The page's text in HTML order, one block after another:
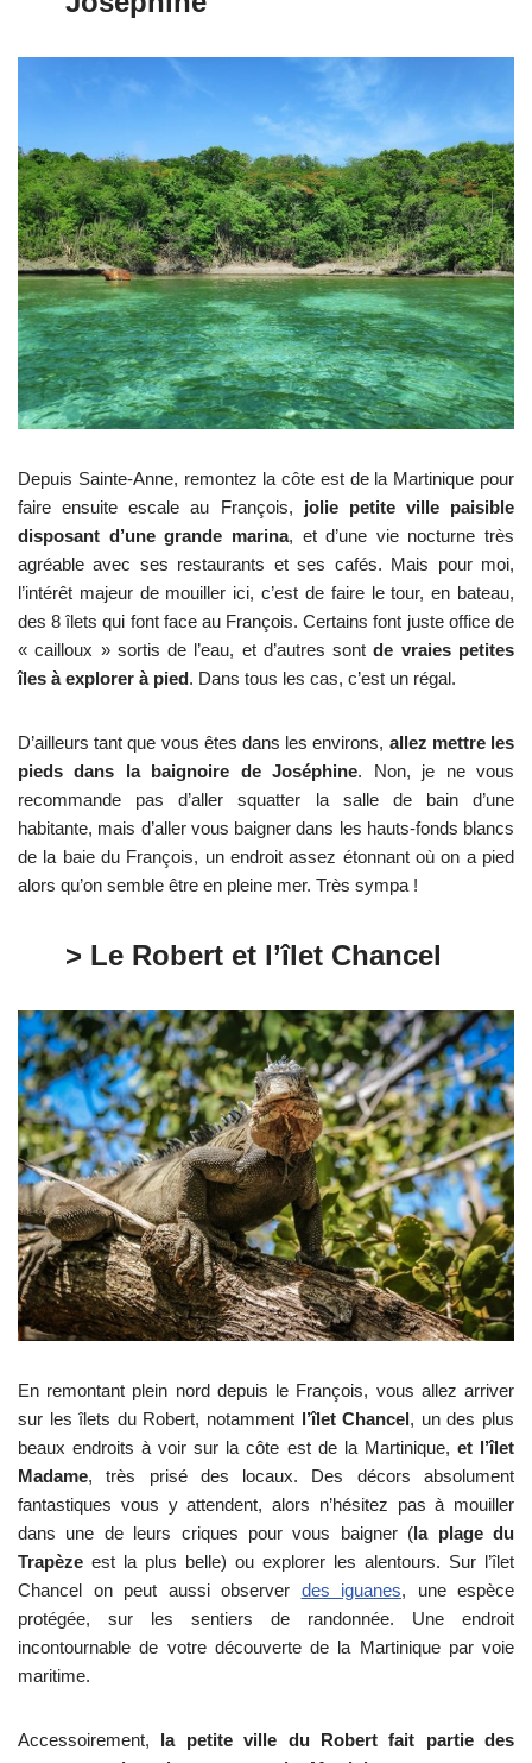
Depuis Sainte-Anne, remontez la côte est de la Martinique pour
faire ensuite escale au François, jolie petite ville paisible
disposant d’une grande marina, et d’une vie nocturne très
agréable avec ses restaurants et ses cafés. Mais pour moi,
l’intérêt majeur de mouiller ici, c’est de faire le tour, en bateau,
des 8 îlets qui font face au François. Certains font juste office de
« cailloux » sortis de l’eau, et d’autres sont de vraies petites
îles à explorer à pied. Dans tous les cas, c’est un régal.
D’ailleurs tant que vous êtes dans les environs, allez mettre les
pieds dans la baignoire de Joséphine. Non, je ne vous
recommande pas d’aller squatter la salle de bain d’une
habitante, mais d’aller vous baigner dans les hauts-fonds blancs
de la baie du François, un endroit assez étonnant où on a pied
alors qu’on semble être en pleine mer. Très sympa !
> Le Robert et l’îlet Chancel
En remontant plein nord depuis le François, vous allez arriver
sur les îlets du Robert, notamment l’îlet Chancel, un des plus
beaux endroits à voir sur la côte est de la Martinique, et l’îlet
Madame, très prisé des locaux. Des décors absolument
fantastiques vous y attendent, alors n’hésitez pas à mouiller
dans une de leurs criques pour vous baigner (la plage du
Trapèze est la plus belle) ou explorer les alentours. Sur l’îlet
Chancel on peut aussi observer des iguanes, une espèce
protégée, sur les sentiers de randonnée. Une endroit
incontournable de votre découverte de la Martinique par voie
maritime.
Accessoirement, la petite ville du Robert fait partie des